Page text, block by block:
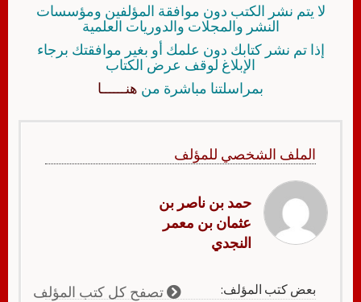
لا يتم نشر الكتب دون موافقة المؤلفين ومؤسسات
النشر والمجلات والدوريات العلمية
إذا تم نشر كتابك دون علمك أو بغير موافقتك برجاء
الإبلاغ لوقف عرض الكتاب
بمراسلتنا مباشرة من هنــــــا
الملف الشخصي للمؤلف
حمد بن ناصر بن
عثمان بن معمر
النجدي
بعض كتب المؤلف: تصفح كل كتب المؤلف